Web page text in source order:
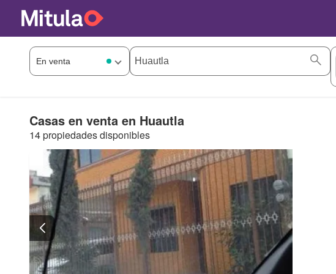
Casas en venta en Huautla
14 propiedades disponibles